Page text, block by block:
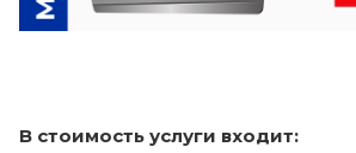
В стоимость услуги входит: